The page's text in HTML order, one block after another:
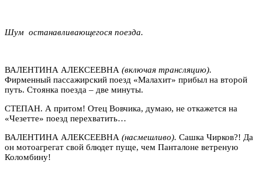
Шум останавливающегося поезда.
ВАЛЕНТИНА АЛЕКСЕЕВНА (включая трансляцию).
Фирменный пассажирский поезд «Малахит» прибыл на второй
путь. Стоянка поезда – две минуты.
СТЕПАН. А притом! Отец Вовчика, думаю, не откажется на
«Чезетте» поезд перехватить…
ВАЛЕНТИНА АЛЕКСЕЕВНА (насмешливо). Сашка Чирков?! Да
он мотоагрегат свой блюдет пуще, чем Панталоне ветреную
Коломбину!